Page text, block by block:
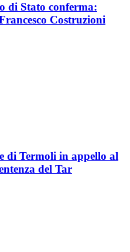
di Stato conferma:
Costruzioni
di Termoli in appello al
del Tar